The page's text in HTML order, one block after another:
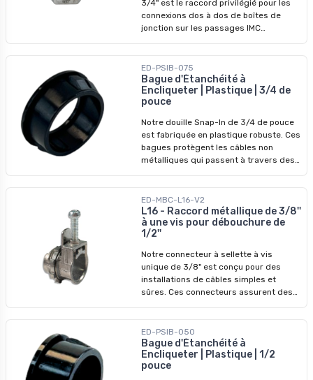
maintient les passages de conduit
alignés dans les environnements
homologués pour les emplacements
préservant l'intégrité des filetages
pour les terminaisons IMC sécurisées.
3/4" est le raccord privilégié pour les
connexions dos à dos de boîtes de
jonction sur les passages IMC
est construite avec la précision et la
durabilité qu'exigent les travaux de
métier. Homologué cULus et conçu pour
le conduit IMC rigide, il assure une
entre deux boîtiers qui maintient
l'alignement et garde le passage
conforme au code dans les
installations homologuées pour les
une tolérance de filetage serrée et
résiste à la corrosion dans les locaux
mécaniques et les applications en
ED-PSIB-075
Bague d'Étanchéité à
Encliqueter | Plastique | 3/4 de
pouce
Notre douille Snap-In de 3/4 de pouce
est fabriquée en plastique robuste. Ces
bagues protègent les câbles non
métalliques qui passent à travers des
rapide et fiable.
ED-MBC-L16-V2
L16 - Raccord métallique de 3/8''
à une vis pour débouchure de
1/2''
Notre connecteur à sellette à vis
unique de 3/8" est conçu pour des
installations de câbles simples et
sûres. Ces connecteurs assurent des
configuration à vis unique simplifie le
processus d'installation tout en
garantissant un maintien sûr. Ils sont
idéaux pour les projets de câblage
ED-PSIB-050
Bague d'Étanchéité à
Encliqueter | Plastique | 1/2
pouce